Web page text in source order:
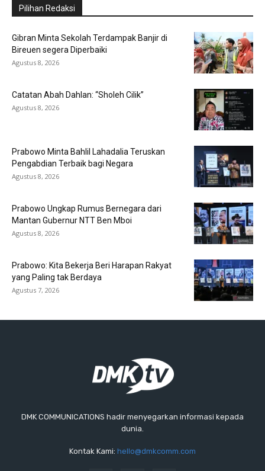
Pilihan Redaksi
Gibran Minta Sekolah Terdampak Banjir di
Bireuen segera Diperbaiki
Agustus 8, 2026
Catatan Abah Dahlan: “Sholeh Cilik”
Agustus 8, 2026
Prabowo Minta Bahlil Lahadalia Teruskan
Pengabdian Terbaik bagi Negara
Agustus 8, 2026
Prabowo Ungkap Rumus Bernegara dari
Mantan Gubernur NTT Ben Mboi
Agustus 8, 2026
Prabowo: Kita Bekerja Beri Harapan Rakyat
yang Paling tak Berdaya
Agustus 7, 2026
DMK COMMUNICATIONS hadir menyegarkan informasi kepada
dunia.
Kontak Kami: hello@dmkcomm.com